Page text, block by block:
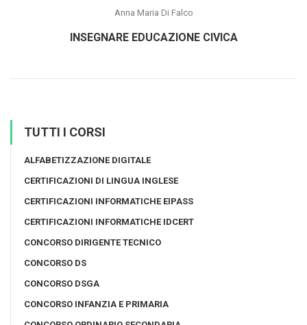
Anna Maria Di Falco
INSEGNARE EDUCAZIONE CIVICA
TUTTI I CORSI
ALFABETIZZAZIONE DIGITALE
CERTIFICAZIONI DI LINGUA INGLESE
CERTIFICAZIONI INFORMATICHE EIPASS
CERTIFICAZIONI INFORMATICHE IDCERT
CONCORSO DIRIGENTE TECNICO
CONCORSO DS
CONCORSO DSGA
CONCORSO INFANZIA E PRIMARIA